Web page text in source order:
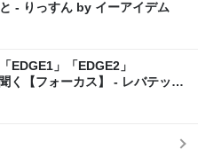
- りっすん by イーアイデム
EDGE1」「EDGE2」
く【フォーカス】 - レバテック